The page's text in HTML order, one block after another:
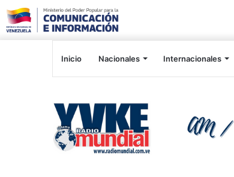
Inicio Nacionales Internacionales